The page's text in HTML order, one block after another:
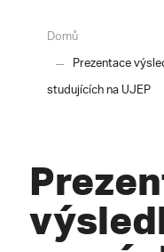
Domů
Prezentace
studujících na UJEP